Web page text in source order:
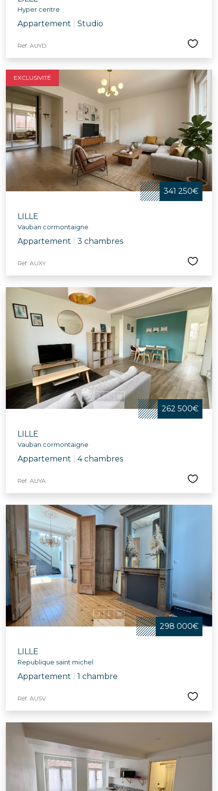
Hyper centre
Appartement Studio
Réf. AUYD
EXCLUSIVITÉ
341 250€
LILLE
Vauban cormontaigne
Appartement 3 chambres
Réf. AUXY
262 500€
LILLE
Vauban cormontaigne
Appartement 4 chambres
Réf. AUYA
298 000€
LILLE
Republique saint michel
Appartement 1 chambre
Réf. AUSV